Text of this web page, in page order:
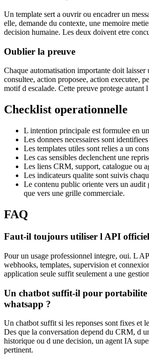
Un template sert a ouvrir ou encadrer un
elle, demande du contexte, une memoire
decision humaine. Les deux doivent etre
Oublier la preuve
Chaque automatisation importante doit laisser
consultee, action proposee, action executee,
motif d escalade. Cette preuve protege autant
Checklist operationnelle
L intention principale est formulee en
Les donnees necessaires sont
Les templates utiles sont relies a un
Les cas sensibles declenchent une
Les liens CRM, support, catalogue ou
Les indicateurs qualite sont suivis
Le contenu public oriente vers un
que vers une grille commerciale.
FAQ
Faut-il toujours utiliser l API
Pour un usage professionnel integre, oui. L
webhooks, templates, supervision et
application seule suffit seulement a une
Un chatbot suffit-il pour portabilite
whatsapp ?
Un chatbot suffit si les reponses sont fixes et
Des que la conversation depend du CRM, d
historique ou d une decision, un agent IA
pertinent.